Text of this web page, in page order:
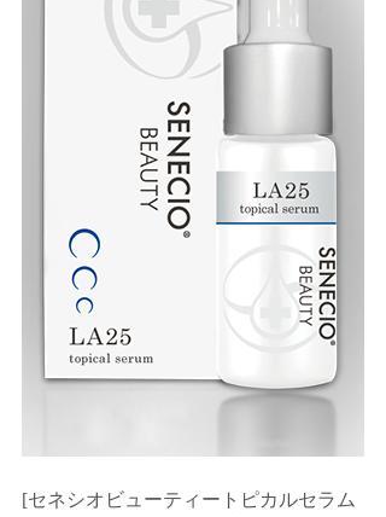
[セネシオビューティートピカルセラム